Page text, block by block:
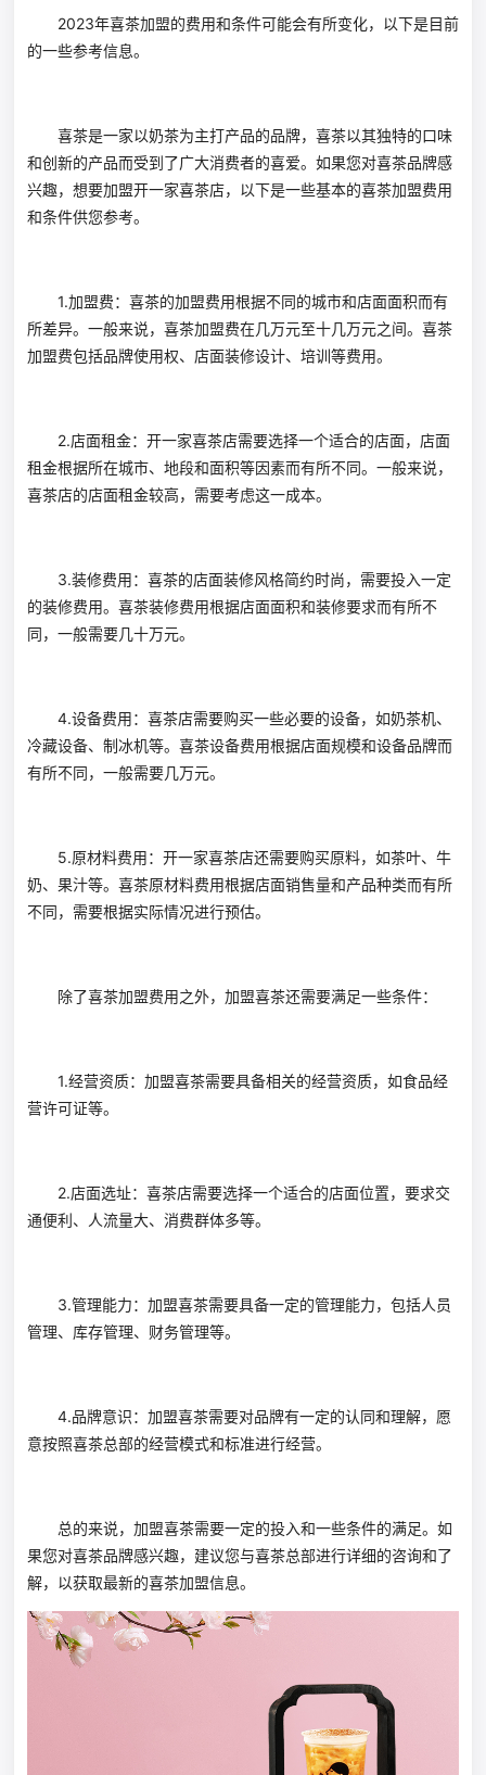
2023年喜茶加盟的费用和条件可能会有所变化，以下是目前
的一些参考信息。
喜茶是一家以奶茶为主打产品的品牌，喜茶以其独特的口味
和创新的产品而受到了广大消费者的喜爱。如果您对喜茶品牌感
兴趣，想要加盟开一家喜茶店，以下是一些基本的喜茶加盟费用
和条件供您参考。
1.加盟费：喜茶的加盟费用根据不同的城市和店面面积而有
所差异。一般来说，喜茶加盟费在几万元至十几万元之间。喜茶
加盟费包括品牌使用权、店面装修设计、培训等费用。
2.店面租金：开一家喜茶店需要选择一个适合的店面，店面
租金根据所在城市、地段和面积等因素而有所不同。一般来说，
喜茶店的店面租金较高，需要考虑这一成本。
3.装修费用：喜茶的店面装修风格简约时尚，需要投入一定
的装修费用。喜茶装修费用根据店面面积和装修要求而有所不
同，一般需要几十万元。
4.设备费用：喜茶店需要购买一些必要的设备，如奶茶机、
冷藏设备、制冰机等。喜茶设备费用根据店面规模和设备品牌而
有所不同，一般需要几万元。
5.原材料费用：开一家喜茶店还需要购买原料，如茶叶、牛
奶、果汁等。喜茶原材料费用根据店面销售量和产品种类而有所
不同，需要根据实际情况进行预估。
除了喜茶加盟费用之外，加盟喜茶还需要满足一些条件：
1.经营资质：加盟喜茶需要具备相关的经营资质，如食品经
营许可证等。
2.店面选址：喜茶店需要选择一个适合的店面位置，要求交
通便利、人流量大、消费群体多等。
3.管理能力：加盟喜茶需要具备一定的管理能力，包括人员
管理、库存管理、财务管理等。
4.品牌意识：加盟喜茶需要对品牌有一定的认同和理解，愿
意按照喜茶总部的经营模式和标准进行经营。
总的来说，加盟喜茶需要一定的投入和一些条件的满足。如
果您对喜茶品牌感兴趣，建议您与喜茶总部进行详细的咨询和了
解，以获取最新的喜茶加盟信息。